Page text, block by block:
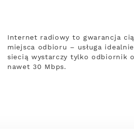
Internet radiowy to gwarancja
miejsca odbioru – usługa
siecią wystarczy tylko odbiornik
nawet 30 Mbps.